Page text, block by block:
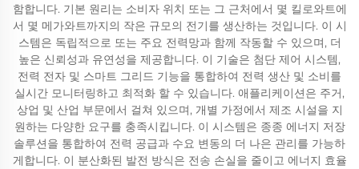
함합니다. 기본 원리는 소비자 위치 또는 그 근처에서 몇 킬로와트에
서 몇 메가와트까지의 작은 규모의 전기를 생산하는 것입니다. 이 시
스템은 독립적으로 또는 주요 전력망과 함께 작동할 수 있으며, 더
높은 신뢰성과 유연성을 제공합니다. 이 기술은 첨단 제어 시스템,
전력 전자 및 스마트 그리드 기능을 통합하여 전력 생산 및 소비를
실시간 모니터링하고 최적화 할 수 있습니다. 애플리케이션은 주거,
상업 및 산업 부문에서 걸쳐 있으며, 개별 가정에서 제조 시설을 지
원하는 다양한 요구를 충족시킵니다. 이 시스템은 종종 에너지 저장
솔루션을 통합하여 전력 공급과 수요 변동의 더 나은 관리를 가능하
게합니다. 이 분산화된 발전 방식은 전송 손실을 줄이고 에너지 효율